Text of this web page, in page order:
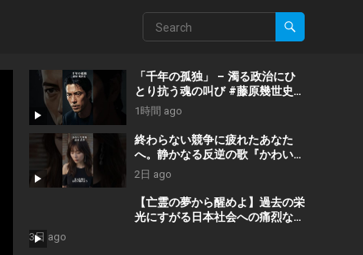
「千年の孤独」 – 濁る政治にひ
とり抗う魂の叫び #藤原幾世史
#shorts #社会問題 #日本政治
1時間 ago
終わらない競争に疲れたあなた
へ。静かなる反逆の歌『かわいた
世界』/ #近本真季 #shorts
#music
2日 ago
【亡霊の夢から醒めよ】過去の栄
光にすがる日本社会への痛烈な一
3日 ago